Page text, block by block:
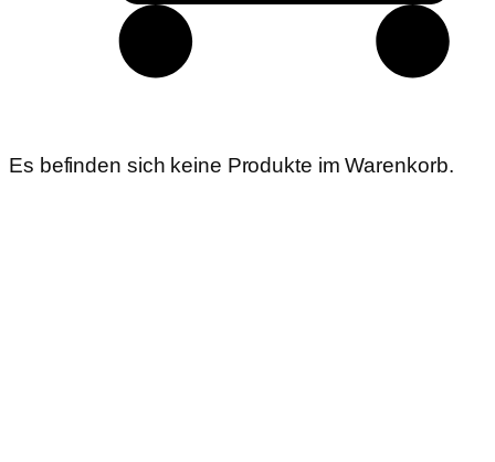
Es befinden sich keine Produkte im Warenkorb.